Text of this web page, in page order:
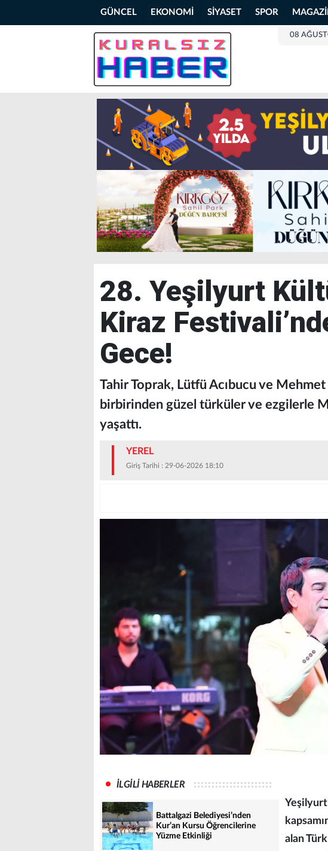
GÜNCEL EKONOMİ SİYASET SPOR
08
28. Yeşilyurt
Kiraz
Gece!
Tahir Toprak, Lütfü Acıbucu ve
birbirinden güzel türküler ve ezgilerle
yaşattı.
YEREL
Giriş Tarihi : 29-06-2026 18:10
İLGİLİ HABERLER
Battalgazi Belediyesi’nden
Kur’an Kursu Öğrencilerine
Yüzme Etkinliği
alan